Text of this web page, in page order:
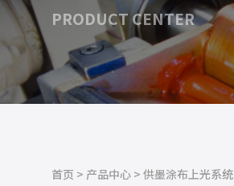
PRODUCT CENTER
首页 > 产品中心> 供墨涂布上光系统